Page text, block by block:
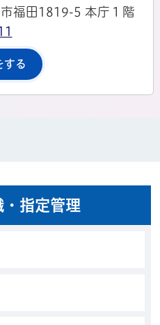
福田1819-5 本庁１階
する
・指定管理